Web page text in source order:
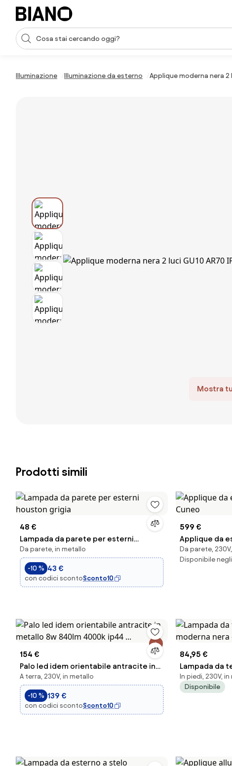
Salta la navigazione, vai al contenuto
Input della ricerca
Illuminazione Illuminazione da esterno Applique moderna nera 2
Mostra
Prodotti simili
48 €
Lampada da parete per esterni
houston grigia
Da parete, in metallo
-10 % 43 €
con codici scontoSconto10
599 €
Applique da
Cuneo
Da parete,
Disponibile
154 €
Palo led idem orientabile antracite in
metallo 8w 840lm 4000k ip44 ...
A terra, 230V, in metallo
-10 % 139 €
con codici scontoSconto10
84,95 €
Lampada da
nera -
In piedi, 230V,
Disponibile